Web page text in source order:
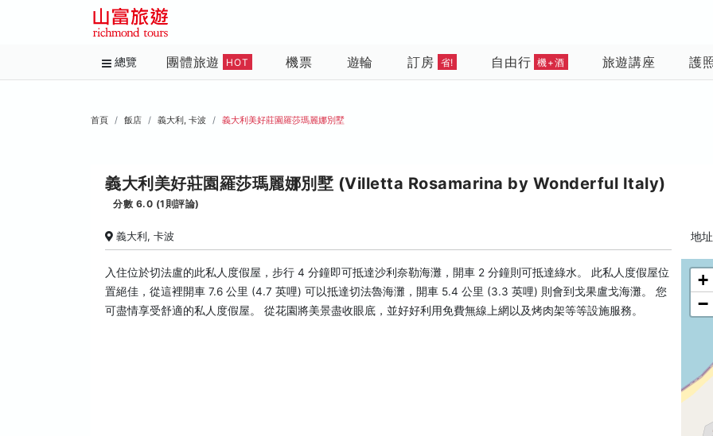
總覽 團體旅遊 HOT 機票 遊輪 訂房 省! 自由行 機+酒 旅遊講座 護
首頁 飯店 義大利, 卡波 義大利美好莊園羅莎瑪麗娜別墅
義大利美好莊園羅莎瑪麗娜別墅 (Villetta Rosamarina by Wonderful Italy)
分數 6.0 (1則評論)
義大利, 卡波
入住位於切法盧的此私人度假屋，步行 4 分鐘即可抵達沙利奈勒海灘，開車 2 分鐘則可抵達綠水。 此私人度假屋位
置絕佳，從這裡開車 7.6 公里 (4.7 英哩) 可以抵達切法魯海灘，開車 5.4 公里 (3.3 英哩) 則會到戈果盧戈海灘。 您
可盡情享受舒適的私人度假屋。 從花園將美景盡收眼底，並好好利用免費無線上網以及烤肉架等等設施服務。
地
+
−